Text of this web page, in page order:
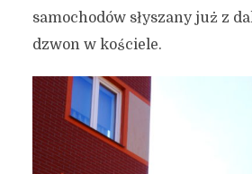
samochodów słyszany już z
dzwon w kościele.